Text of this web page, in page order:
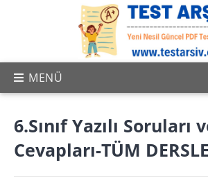
6.Sınıf Yazılı Soruları
Cevapları-TÜM